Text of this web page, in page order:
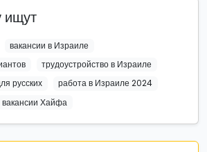
ищут
вакансии в Израиле
трудоустройство в Израиле
русских
работа в Израиле 2024
вакансии Хайфа